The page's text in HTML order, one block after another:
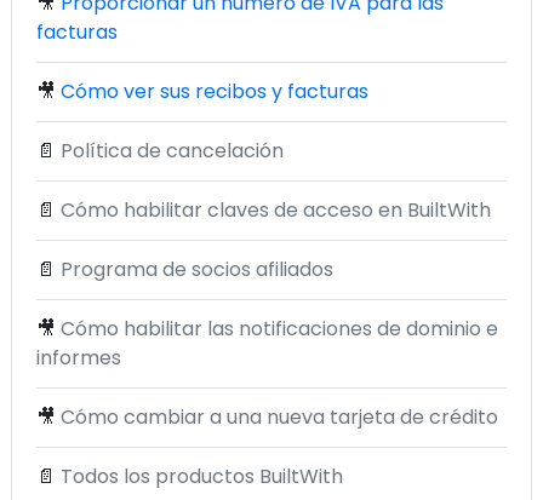
facturas
🎥 Cómo ver sus recibos y facturas
📄 Política de cancelación
📄 Cómo habilitar claves de acceso en BuiltWith
📄 Programa de socios afiliados
🎥 Cómo habilitar las notificaciones de dominio e
informes
🎥 Cómo cambiar a una nueva tarjeta de crédito
📄 Todos los productos BuiltWith